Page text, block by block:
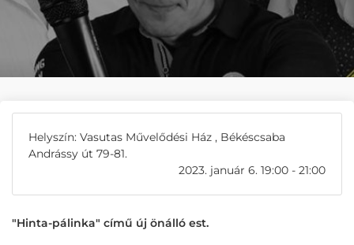
Helyszín: Vasutas Művelődési Ház , Békéscsaba
Andrássy út 79-81.
2023. január 6. 19:00 - 21:00
"Hinta-pálinka" című új önálló est.